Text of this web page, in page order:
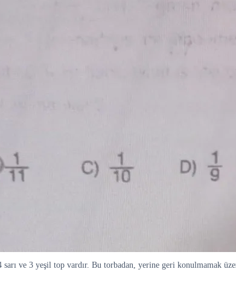
sarı ve 3 yeşil top vardır. Bu torbadan, yerine geri konulmamak